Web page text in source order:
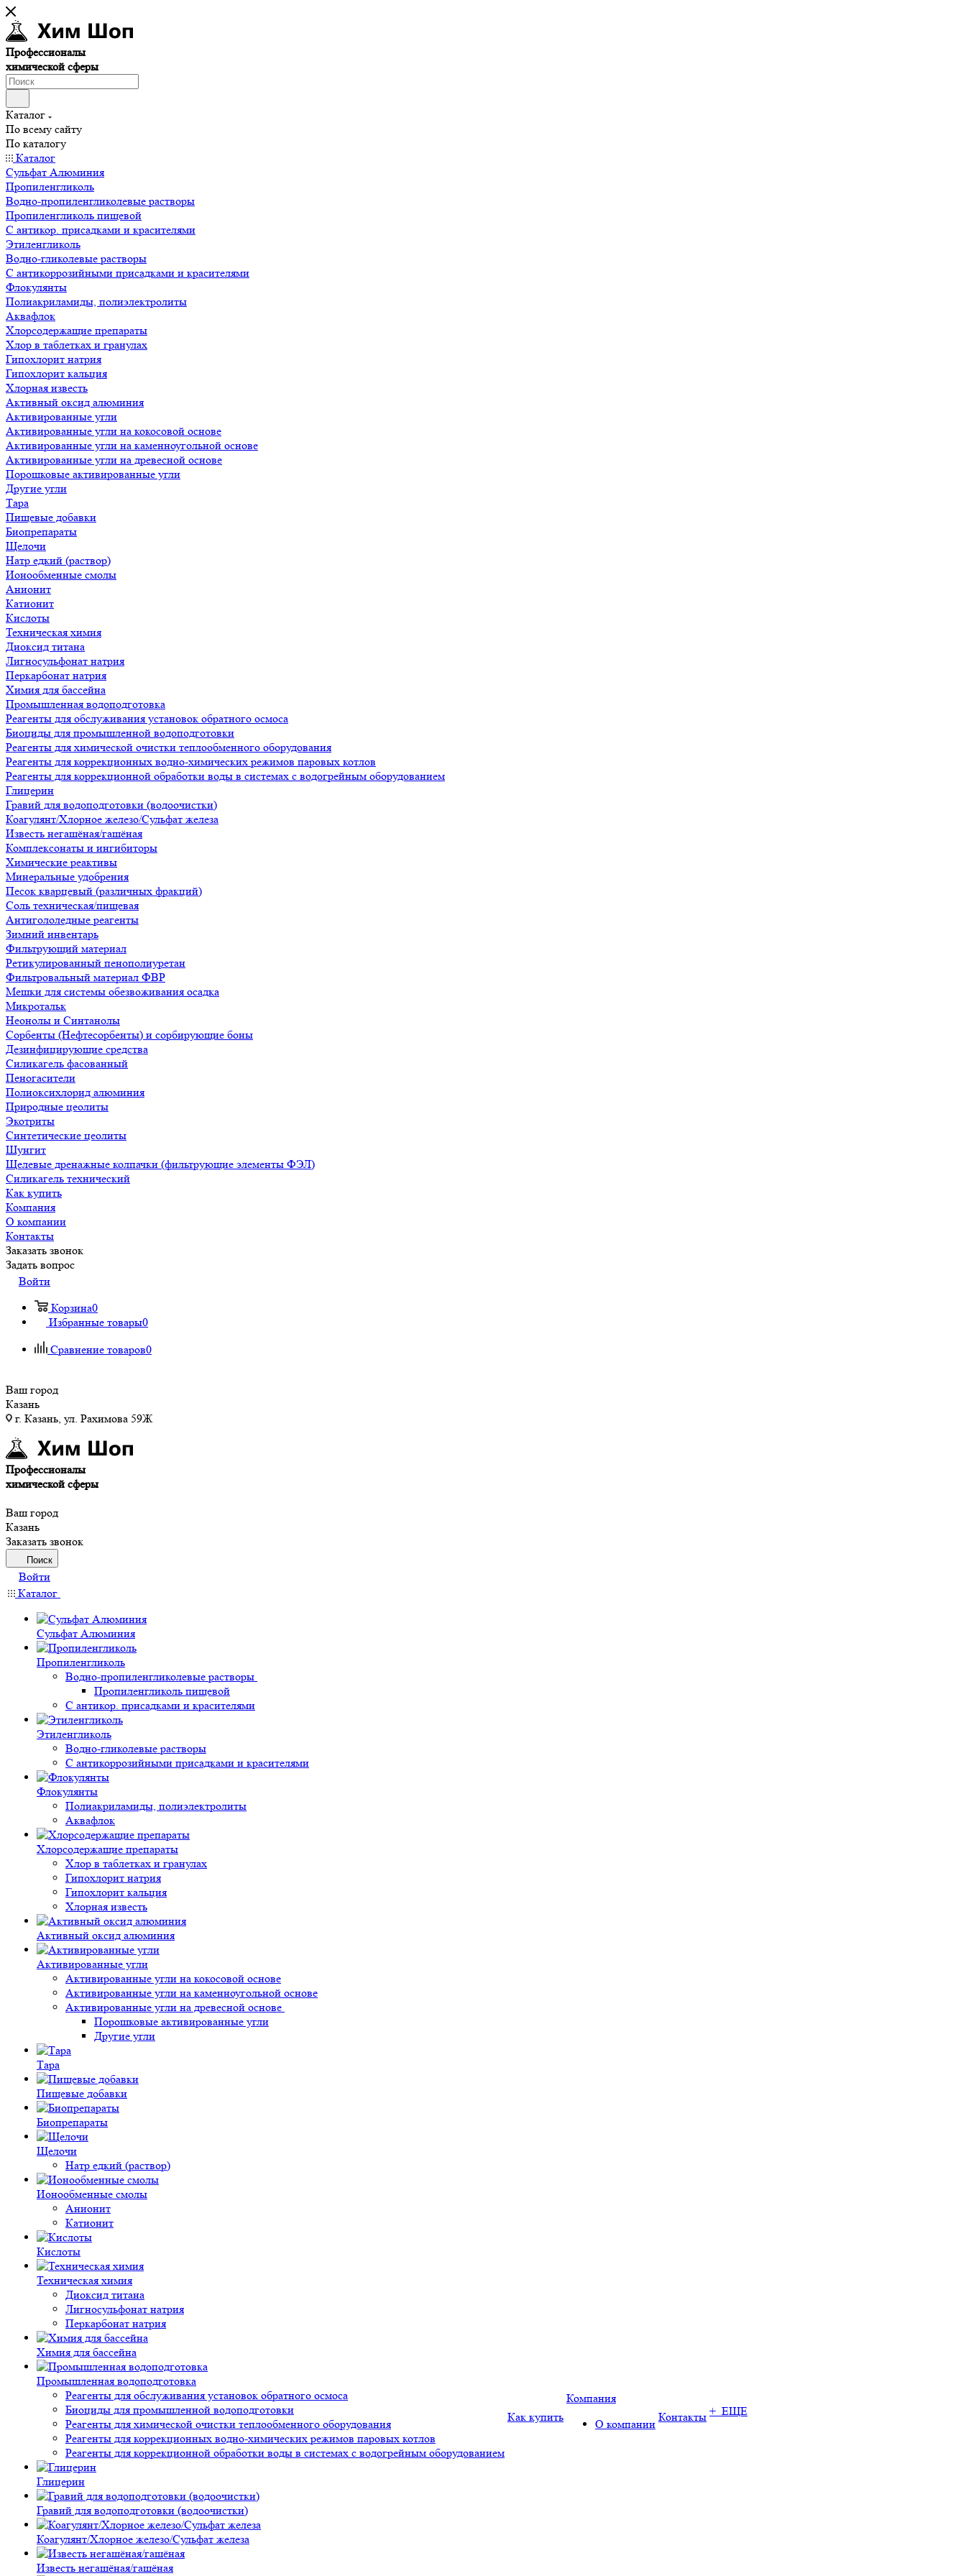
Профессионалы
химической сферы
Каталог
По всему сайту
По каталогу
Каталог
Сульфат Алюминия
Пропиленгликоль
Водно-пропиленгликолевые растворы
Пропиленгликоль пищевой
С антикор. присадками и красителями
Этиленгликоль
Водно-гликолевые растворы
С антикоррозийными присадками и красителями
Флокулянты
Полиакриламиды, полиэлектролиты
Аквафлок
Хлорсодержащие препараты
Хлор в таблетках и гранулах
Гипохлорит натрия
Гипохлорит кальция
Хлорная известь
Активный оксид алюминия
Активированные угли
Активированные угли на кокосовой основе
Активированные угли на каменноугольной основе
Активированные угли на древесной основе
Порошковые активированные угли
Другие угли
Тара
Пищевые добавки
Биопрепараты
Щелочи
Натр едкий (раствор)
Ионообменные смолы
Анионит
Катионит
Кислоты
Техническая химия
Диоксид титана
Лигносульфонат натрия
Перкарбонат натрия
Химия для бассейна
Промышленная водоподготовка
Реагенты для обслуживания установок обратного осмоса
Биоциды для промышленной водоподготовки
Реагенты для химической очистки теплообменного оборудования
Реагенты для коррекционных водно-химических режимов паровых котлов
Реагенты для коррекционной обработки воды в системах с водогрейным оборудованием
Глицерин
Гравий для водоподготовки (водоочистки)
Коагулянт/Хлорное железо/Сульфат железа
Известь негашёная/гашёная
Комплексонаты и ингибиторы
Химические реактивы
Минеральные удобрения
Песок кварцевый (различных фракций)
Соль техническая/пищевая
Антигололедные реагенты
Зимний инвентарь
Фильтрующий материал
Ретикулированный пенополиуретан
Фильтровальный материал ФВР
Мешки для системы обезвоживания осадка
Микротальк
Неонолы и Синтанолы
Сорбенты (Нефтесорбенты) и сорбирующие боны
Дезинфицирующие средства
Силикагель фасованный
Пеногасители
Полиокси­хлорид алюминия
Природные цеолиты
Экотриты
Синтетические цеолиты
Шунгит
Щелевые дренажные колпачки (фильтрующие элементы ФЭЛ)
Силикагель технический
Как купить
Компания
О компании
Контакты
Заказать звонок
Задать вопрос
Войти
Корзина0
Избранные товары0
Сравнение товаров0
Ваш город
Казань
г. Казань, ул. Рахимова 59Ж
Профессионалы
химической сферы
Ваш город
Казань
Заказать звонок
Поиск
Войти
Каталог
Сульфат Алюминия
Пропиленгликоль
Водно-пропиленгликолевые растворы
Пропиленгликоль пищевой
С антикор. присадками и красителями
Этиленгликоль
Водно-гликолевые растворы
С антикоррозийными присадками и красителями
Флокулянты
Полиакриламиды, полиэлектролиты
Аквафлок
Хлорсодержащие препараты
Хлор в таблетках и гранулах
Гипохлорит натрия
Гипохлорит кальция
Хлорная известь
Активный оксид алюминия
Активированные угли
Активированные угли на кокосовой основе
Активированные угли на каменноугольной основе
Активированные угли на древесной основе
Порошковые активированные угли
Другие угли
Тара
Пищевые добавки
Биопрепараты
Щелочи
Натр едкий (раствор)
Ионообменные смолы
Анионит
Катионит
Кислоты
Техническая химия
Диоксид титана
Лигносульфонат натрия
Перкарбонат натрия
Химия для бассейна
Промышленная водоподготовка
Реагенты для обслуживания установок обратного осмоса
Биоциды для промышленной водоподготовки
Реагенты для химической очистки теплообменного оборудования
Реагенты для коррекционных водно-химических режимов паровых котлов
Реагенты для коррекционной обработки воды в системах с водогрейным оборудованием
Глицерин
Гравий для водоподготовки (водоочистки)
Коагулянт/Хлорное железо/Сульфат железа
Известь негашёная/гашёная
Как купить
Компания
О компании
Контакты + ЕЩЕ